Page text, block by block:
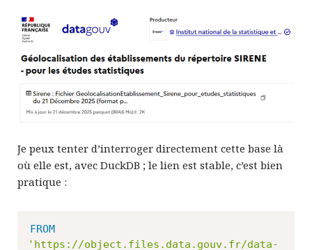
Je peux tenter d’interroger directement cette base là
où elle est, avec DuckDB ; le lien est stable, c’est bien
pratique :
FROM
'https://object.files.data.gouv.fr/data-